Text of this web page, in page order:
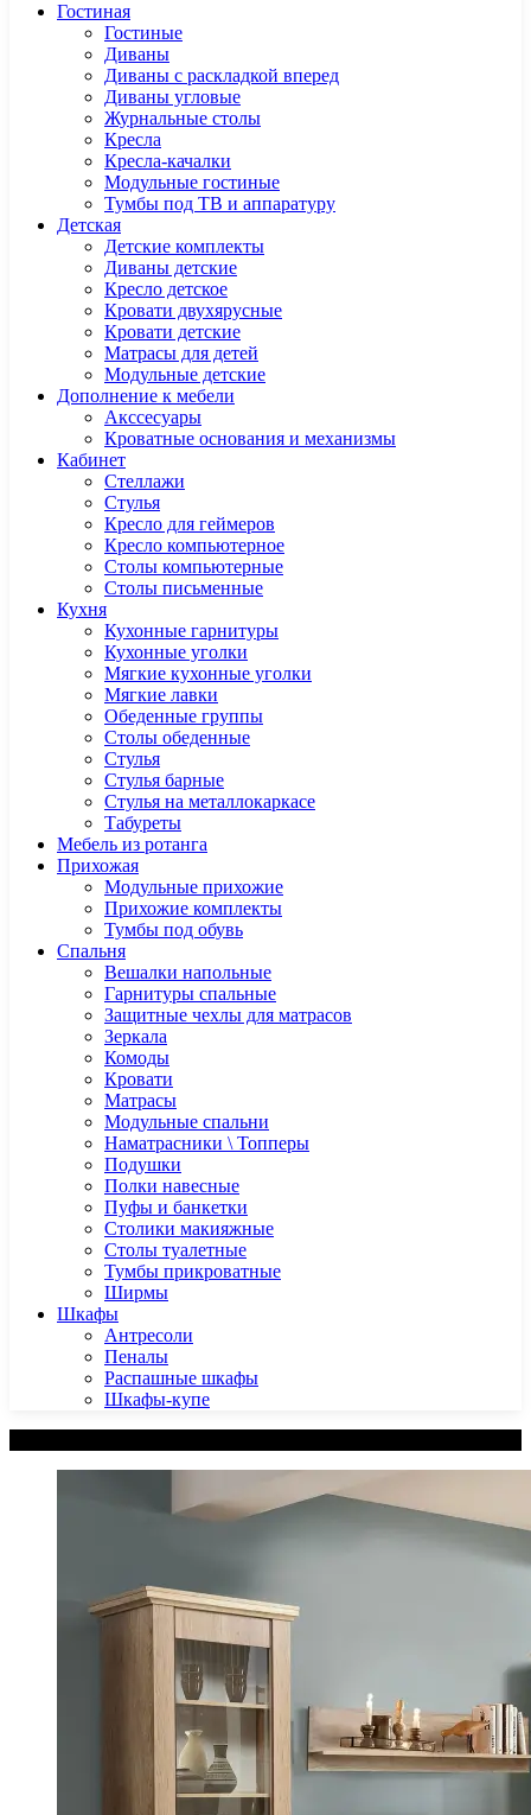
Гостиная
Гостиные
Диваны
Диваны с раскладкой вперед
Диваны угловые
Журнальные столы
Кресла
Кресла-качалки
Модульные гостиные
Тумбы под ТВ и аппаратуру
Детская
Детские комплекты
Диваны детские
Кресло детское
Кровати двухярусные
Кровати детские
Матрасы для детей
Модульные детские
Дополнение к мебели
Акссесуары
Кроватные основания и механизмы
Кабинет
Cтеллажи
Cтулья
Кресло для геймеров
Кресло компьютерное
Столы компьютерные
Столы письменные
Кухня
Кухонные гарнитуры
Кухонные уголки
Мягкие кухонные уголки
Мягкие лавки
Обеденные группы
Столы обеденные
Стулья
Стулья барные
Стулья на металлокаркасе
Табуреты
Мебель из ротанга
Прихожая
Модульные прихожие
Прихожие комплекты
Тумбы под обувь
Спальня
Вешалки напольные
Гарнитуры спальные
Защитные чехлы для матрасов
Зеркала
Комоды
Кровати
Матрасы
Модульные спальни
Наматрасники \ Топперы
Подушки
Полки навесные
Пуфы и банкетки
Столики макияжные
Столы туалетные
Тумбы прикроватные
Ширмы
Шкафы
Антресоли
Пеналы
Распашные шкафы
Шкафы-купе